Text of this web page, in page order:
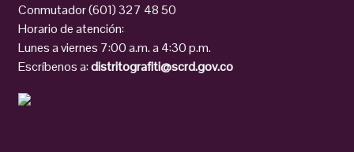
Conmutador (601) 327 48 50
Horario de atención:
Lunes a viernes 7:00 a.m. a 4:30 p.m.
Escríbenos a:distritografiti@scrd.gov.co